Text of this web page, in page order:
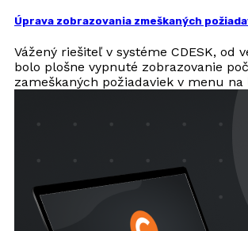
Úprava zobrazovania zmeškaných
Vážený riešiteľ v systéme CDESK, od
bolo plošne vypnuté zobrazovanie
zameškaných požiadaviek v menu na